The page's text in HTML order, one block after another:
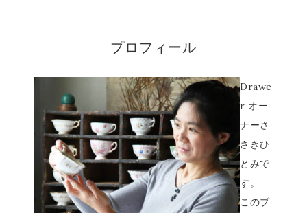
プロフィール
Drawe
r オー
ナーさ
さきひ
とみで
す。
このブ